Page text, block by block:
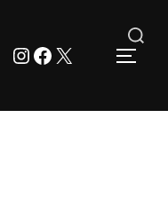
Instagram
Facebook
X Buscar: